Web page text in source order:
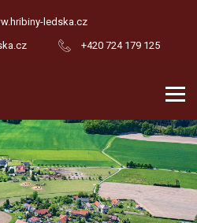
ledska.cz
+420 724 179 125